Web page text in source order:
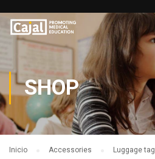
SHOP
Inicio Accessories Luggage tag